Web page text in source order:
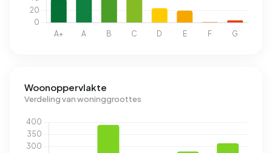
Woonoppervlakte
Verdeling van woninggroottes